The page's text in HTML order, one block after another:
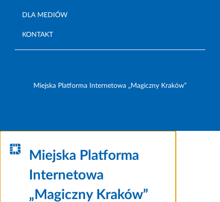
DLA MEDIÓW
KONTAKT
Miejska Platforma Internetowa „Magiczny Kraków”
Miejska Platforma
Internetowa
„Magiczny Kraków”